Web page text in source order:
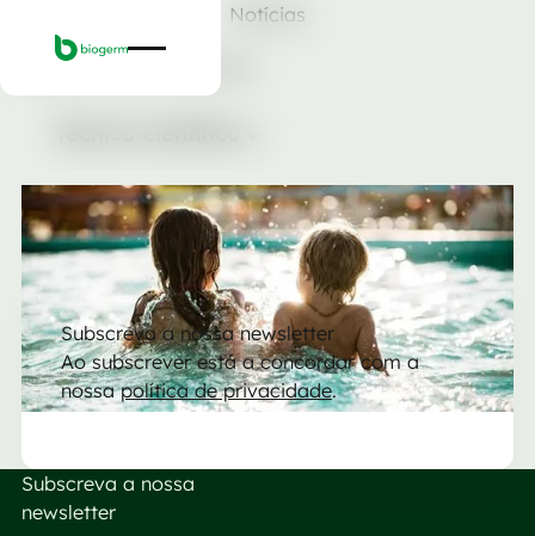
Notícias
Explore todas as notícias
Não foram encontradas notícias.
Subscreva a nossa newsletter
Ao subscrever está a concordar com a
nossapolítica de privacidade.
Subscreva a nossa
newsletter